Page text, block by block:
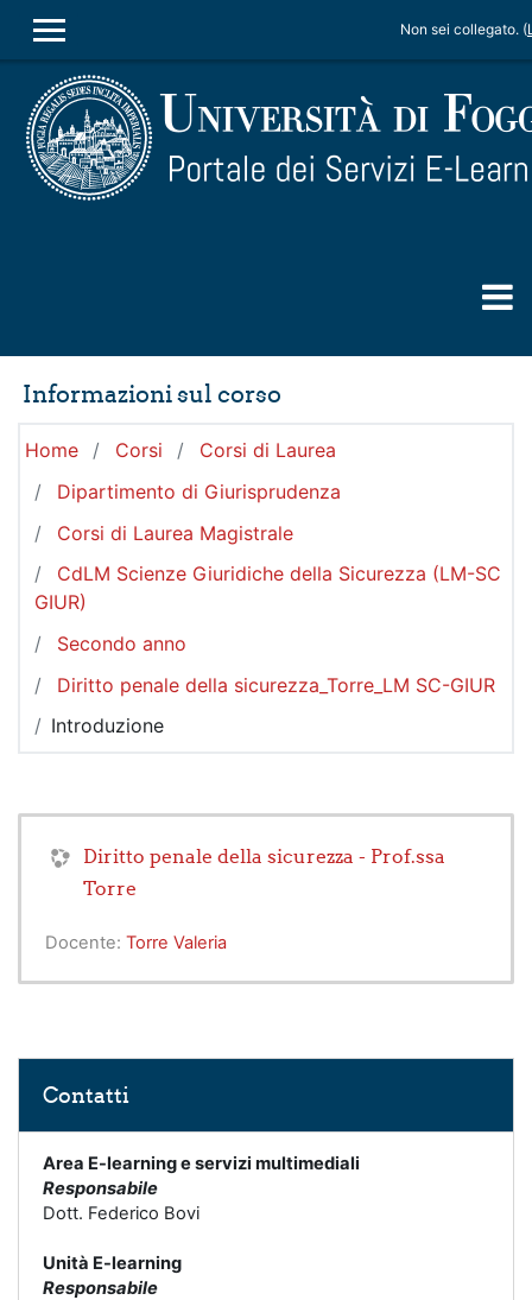
PANNELLO LATERALE
Non sei collegato. (
Informazioni sul corso
Home Corsi
Corsi di Laurea
Dipartimento di Giurisprudenza
Corsi di Laurea Magistrale
CdLM Scienze Giuridiche della Sicurezza (LM-SC
GIUR)
Secondo anno
Diritto penale della sicurezza_Torre_LM SC-GIUR
Introduzione
Diritto penale della sicurezza - Prof.ssa
Torre
Docente: Torre Valeria
Contatti
Area E-learning e servizi multimediali
Responsabile
Dott. Federico Bovi
Unità E-learning
Responsabile